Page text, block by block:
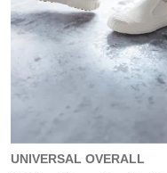
UNIVERSAL OVERALL